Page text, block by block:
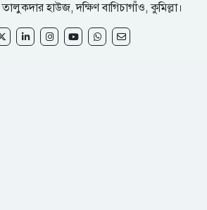
হাউজ, দক্ষিণ বাগিচাগাঁও, কুমিল্লা।